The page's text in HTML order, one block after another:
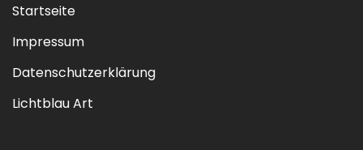
Startseite
Impressum
Datenschutzerklärung
Lichtblau Art